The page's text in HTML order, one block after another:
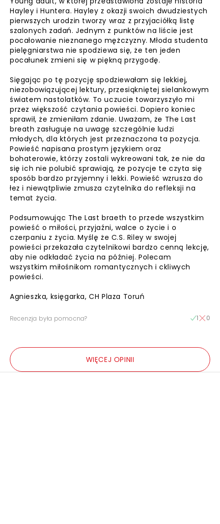
Hayley i Huntera. Hayley z okazji swoich dwudziestych
pierwszych urodzin tworzy wraz z przyjaciółką listę
szalonych zadań. Jednym z punktów na liście jest
pocałowanie nieznanego mężczyzny. Młoda studenta
pielęgniarstwa nie spodziewa się, że ten jeden
pocałunek zmieni się w piękną przygodę.
Sięgając po tę pozycję spodziewałam się lekkiej,
niezobowiązującej lektury, przesiąkniętej sielankowym
światem nastolatków. To uczucie towarzyszyło mi
przez większość czytania powieści. Dopiero koniec
sprawił, że zmieniłam zdanie. Uważam, że The Last
breath zasługuje na uwagę szczególnie ludzi
młodych, dla których jest przeznaczona ta pozycja.
Powieść napisana prostym językiem oraz
bohaterowie, którzy zostali wykreowani tak, że nie da
się ich nie polubić sprawiają, że pozycje te czyta się
sposób bardzo przyjemny i lekki. Powieść wzrusza do
łez i niewątpliwie zmusza czytelnika do refleksji na
temat życia.
Podsumowując The Last braeth to przede wszystkim
powieść o miłości, przyjaźni, walce o życie i o
czerpaniu z życia. Myślę że C.S. Riley w swojej
powieści przekazała czytelnikowi bardzo cenną lekcję,
aby nie odkładać życia na później. Polecam
wszystkim miłośnikom romantycznych i ckliwych
powieści.
Agnieszka, księgarka, CH Plaza Toruń
Recenzja była pomocna? 1 0
WIĘCEJ OPINII